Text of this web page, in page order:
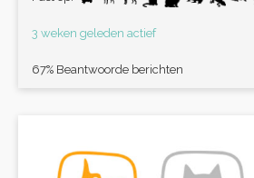
3 weken geleden actief
67% Beantwoorde berichten